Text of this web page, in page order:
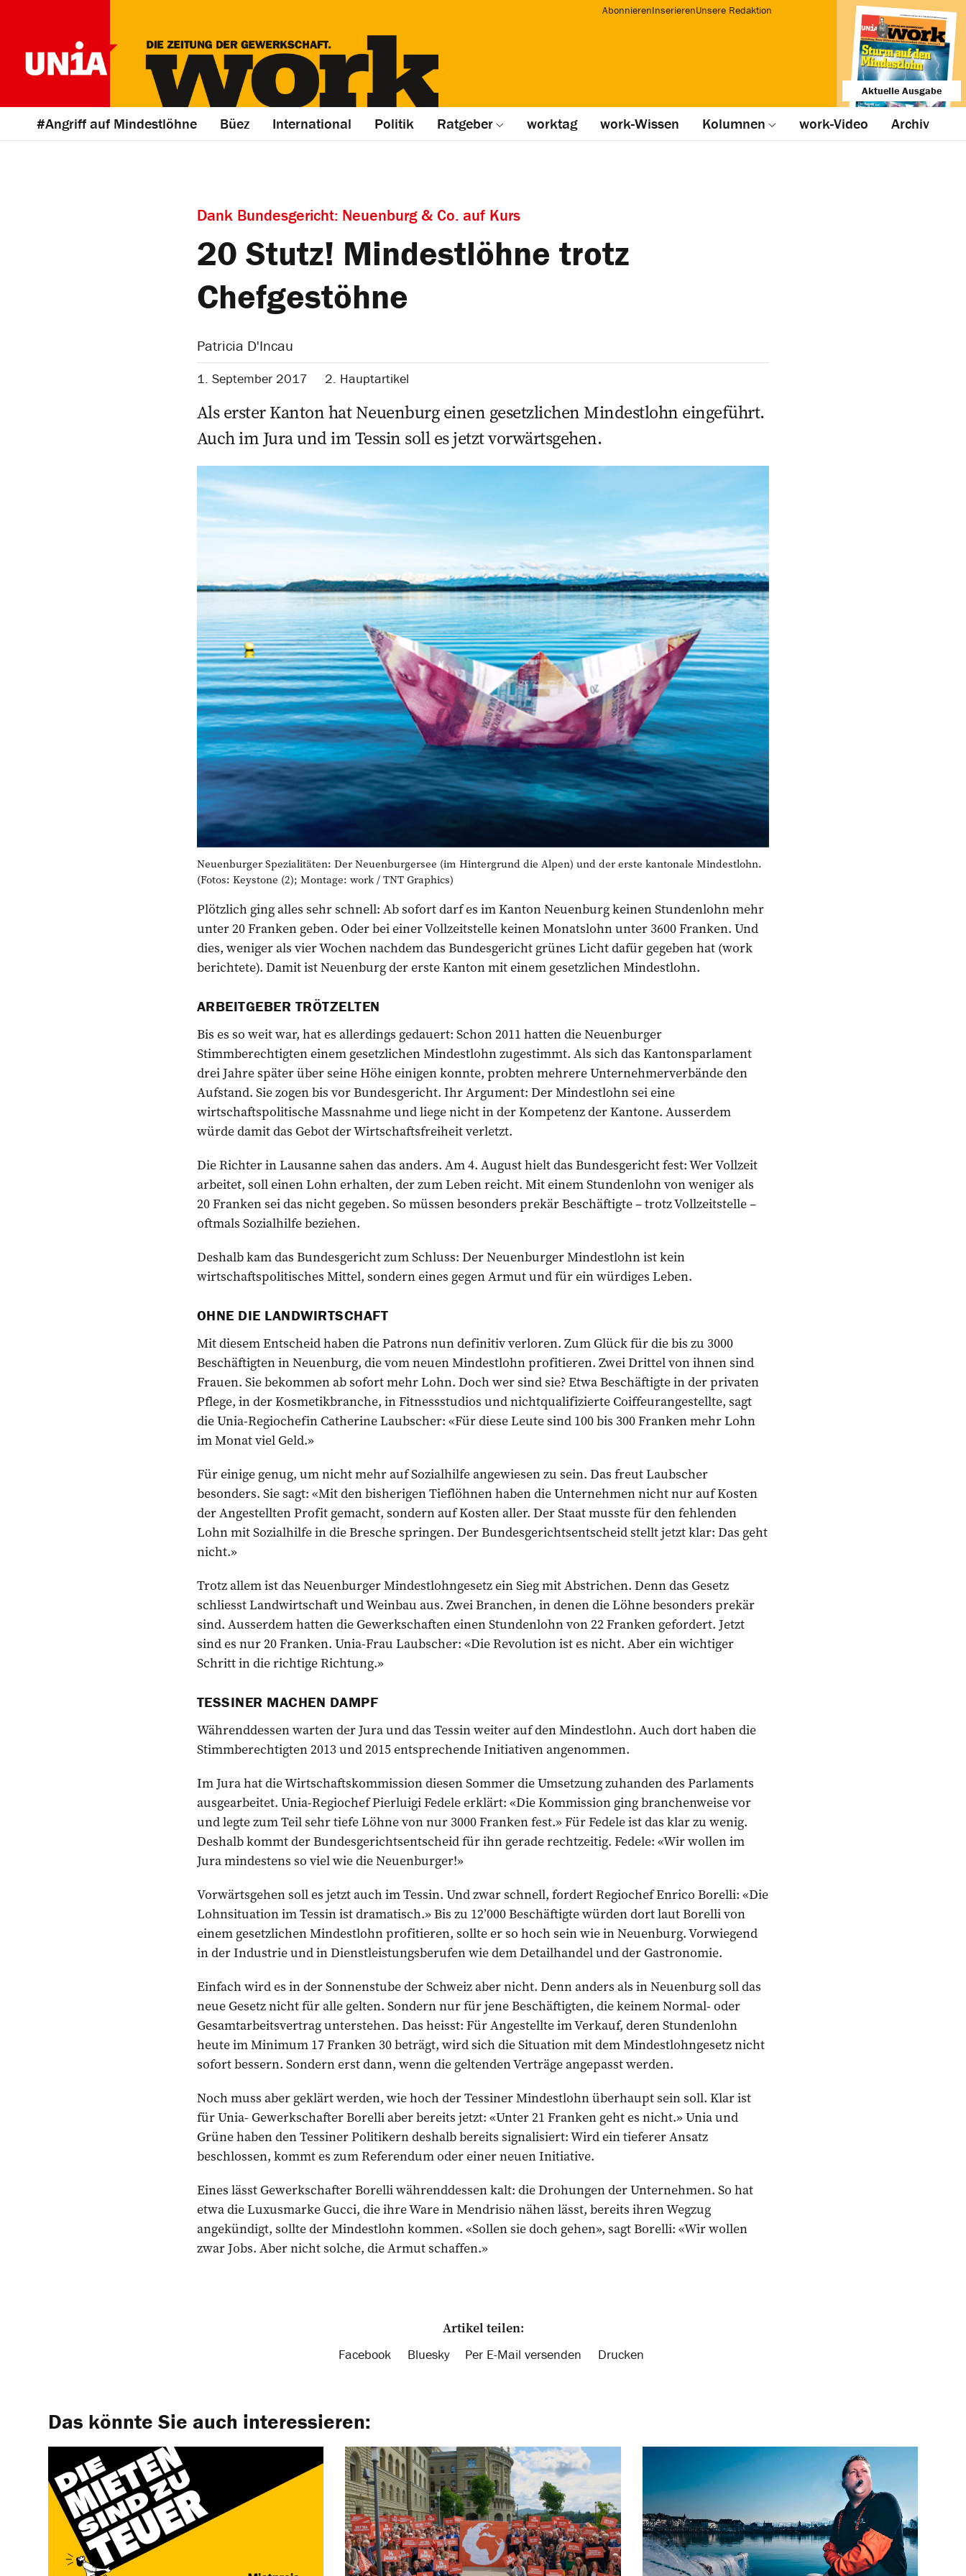
AbonnierenInserierenUnsere Redaktion
Aktuelle Ausgabe
#Angriff auf Mindestlöhne Büez International Politik Ratgeber worktag work-Wissen Kolumnen work-Video Archiv
Dank Bundesgericht: Neuenburg & Co. auf Kurs
20 Stutz! Mindestlöhne trotz
Chefgestöhne
Patricia D'Incau
1. September 2017 2. Hauptartikel
Als erster Kanton hat Neuenburg einen gesetzlichen Mindestlohn eingeführt.
Auch im Jura und im Tessin soll es jetzt vorwärtsgehen.
Neuenburger Spezialitäten: Der Neuenburgersee (im Hintergrund die Alpen) und der erste kantonale Mindestlohn.
(Fotos: Keystone (2); Montage: work / TNT Graphics)
Plötzlich ging alles sehr schnell: Ab sofort darf es im Kanton Neuenburg keinen Stundenlohn mehr
unter 20 Franken geben. Oder bei einer Vollzeitstelle keinen Monatslohn unter 3600 Franken. Und
dies, weniger als vier Wochen nachdem das Bundesgericht grünes Licht dafür gegeben hat (work
berichtete). Damit ist Neuenburg der erste Kanton mit einem gesetzlichen Mindestlohn.
ARBEITGEBER TRÖTZELTEN
Bis es so weit war, hat es allerdings gedauert: Schon 2011 hatten die Neuenburger
Stimmberechtigten einem gesetzlichen Mindestlohn zugestimmt. Als sich das Kantonsparlament
drei Jahre später über seine Höhe einigen konnte, probten mehrere Unternehmerverbände den
Aufstand. Sie zogen bis vor Bundesgericht. Ihr Argument: Der Mindestlohn sei eine
wirtschaftspolitische Massnahme und liege nicht in der Kompetenz der Kantone. Ausserdem
würde damit das Gebot der Wirtschaftsfreiheit verletzt.
Die Richter in Lausanne sahen das anders. Am 4. August hielt das Bundesgericht fest: Wer Vollzeit
arbeitet, soll einen Lohn erhalten, der zum Leben reicht. Mit einem Stundenlohn von weniger als
20 Franken sei das nicht gegeben. So müssen besonders prekär Beschäftigte – trotz Vollzeitstelle –
oftmals Sozialhilfe beziehen.
Deshalb kam das Bundesgericht zum Schluss: Der Neuenburger Mindestlohn ist kein
wirtschaftspolitisches Mittel, sondern eines gegen Armut und für ein würdiges Leben.
OHNE DIE LANDWIRTSCHAFT
Mit diesem Entscheid haben die Patrons nun definitiv verloren. Zum Glück für die bis zu 3000
Beschäftigten in Neuenburg, die vom neuen Mindestlohn profitieren. Zwei Drittel von ihnen sind
Frauen. Sie bekommen ab sofort mehr Lohn. Doch wer sind sie? Etwa Beschäftigte in der privaten
Pflege, in der Kosmetikbranche, in Fitnessstudios und nichtqualifizierte Coiffeurangestellte, sagt
die Unia-Regiochefin Catherine Laubscher: «Für diese Leute sind 100 bis 300 Franken mehr Lohn
im Monat viel Geld.»
Für einige genug, um nicht mehr auf Sozialhilfe angewiesen zu sein. Das freut Laubscher
besonders. Sie sagt: «Mit den bisherigen Tieflöhnen haben die Unternehmen nicht nur auf Kosten
der Angestellten Profit gemacht, sondern auf Kosten aller. Der Staat musste für den fehlenden
Lohn mit Sozialhilfe in die Bresche springen. Der Bundesgerichtsentscheid stellt jetzt klar: Das geht
nicht.»
Trotz allem ist das Neuenburger Mindestlohngesetz ein Sieg mit Abstrichen. Denn das Gesetz
schliesst Landwirtschaft und Weinbau aus. Zwei Branchen, in denen die Löhne besonders prekär
sind. Ausserdem hatten die Gewerkschaften einen Stundenlohn von 22 Franken gefordert. Jetzt
sind es nur 20 Franken. Unia-Frau Laubscher: «Die Revolution ist es nicht. Aber ein wichtiger
Schritt in die richtige Richtung.»
TESSINER MACHEN DAMPF
Währenddessen warten der Jura und das Tessin weiter auf den Mindestlohn. Auch dort haben die
Stimmberechtigten 2013 und 2015 entsprechende Initiativen angenommen.
Im Jura hat die Wirtschaftskommission diesen Sommer die Umsetzung zuhanden des Parlaments
ausgearbeitet. Unia-Regiochef Pierluigi Fedele erklärt: «Die Kommission ging branchenweise vor
und legte zum Teil sehr tiefe Löhne von nur 3000 Franken fest.» Für Fedele ist das klar zu wenig.
Deshalb kommt der Bundesgerichtsentscheid für ihn gerade rechtzeitig. Fedele: «Wir wollen im
Jura mindestens so viel wie die Neuenburger!»
Vorwärtsgehen soll es jetzt auch im Tessin. Und zwar schnell, fordert Regiochef Enrico Borelli: «Die
Lohnsituation im Tessin ist dramatisch.» Bis zu 12’000 Beschäftigte würden dort laut Borelli von
einem gesetzlichen Mindestlohn profitieren, sollte er so hoch sein wie in Neuenburg. Vorwiegend
in der Industrie und in Dienstleistungsberufen wie dem Detailhandel und der Gastronomie.
Einfach wird es in der Sonnenstube der Schweiz aber nicht. Denn anders als in Neuenburg soll das
neue Gesetz nicht für alle gelten. Sondern nur für jene Beschäftigten, die keinem Normal- oder
Gesamtarbeitsvertrag unterstehen. Das heisst: Für Angestellte im Verkauf, deren Stundenlohn
heute im Minimum 17 Franken 30 beträgt, wird sich die Situation mit dem Mindestlohngesetz nicht
sofort bessern. Sondern erst dann, wenn die geltenden Verträge angepasst werden.
Noch muss aber geklärt werden, wie hoch der Tessiner Mindestlohn überhaupt sein soll. Klar ist
für Unia- Gewerkschafter Borelli aber bereits jetzt: «Unter 21 Franken geht es nicht.» Unia und
Grüne haben den Tessiner Politikern deshalb bereits signalisiert: Wird ein tieferer Ansatz
beschlossen, kommt es zum Referendum oder einer neuen Initiative.
Eines lässt Gewerkschafter Borelli währenddessen kalt: die Drohungen der Unternehmen. So hat
etwa die Luxusmarke Gucci, die ihre Ware in Mendrisio nähen lässt, bereits ihren Wegzug
angekündigt, sollte der Mindestlohn kommen. «Sollen sie doch gehen», sagt Borelli: «Wir wollen
zwar Jobs. Aber nicht solche, die Armut schaffen.»
Artikel teilen:
Facebook Bluesky Per E-Mail versenden Drucken
Das könnte Sie auch interessieren: